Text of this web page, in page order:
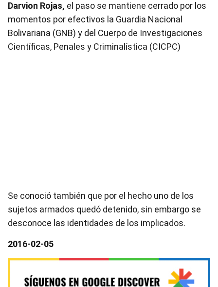
Darvion Rojas, el paso se mantiene cerrado por los
momentos por efectivos la Guardia Nacional
Bolivariana (GNB) y del Cuerpo de Investigaciones
Científicas, Penales y Criminalística (CICPC)
Se conoció también que por el hecho uno de los
sujetos armados quedó detenido, sin embargo se
desconoce las identidades de los implicados.
2016-02-05